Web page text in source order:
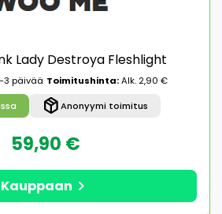
Lady Destroya Fleshlight
3 päivää Toimitushinta:Alk. 2,90 €
package_2Anonyymi toimitus
59,90 €
Kauppaan chevron_right